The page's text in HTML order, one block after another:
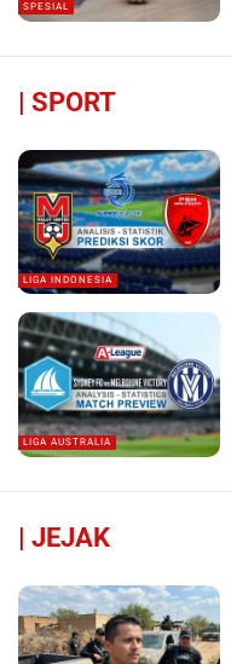
SPESIAL
| SPORT
LIGA INDONESIA
LIGA AUSTRALIA
| JEJAK